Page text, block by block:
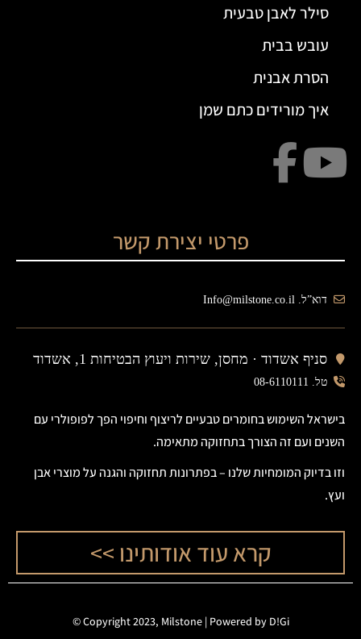
סילר לאבן טבעית
עובש בבית
הסרת אבנית
איך מורידים כתם שמן
פרטי יצירת קשר
דוא”ל. Info@milstone.co.il
סניף אשדוד · מחסן, שירות ויעוץ הבטיחות 1, אשדוד
טל. 08-6110111
בישראל השימוש בחומרים טבעיים לריצוף וחיפוי הפך לפופולרי עם
השנים ועם זה הצורך בתחזוקה מתאימה.
וזו בדיוק המומחיות שלנו – בפתרונות תחזוקה והגנה על מוצרי אבן
ועץ.
קרא עוד אודותינו >>
Copyright 2023, Milstone | Powered by D!Gi
©